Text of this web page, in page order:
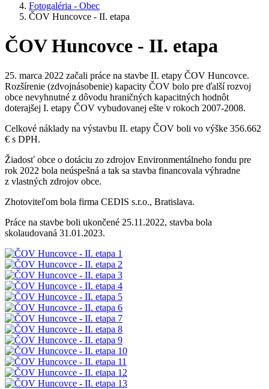
Fotogaléria - Obec
ČOV Huncovce - II. etapa
ČOV Huncovce - II. etapa
25. marca 2022 začali práce na stavbe II. etapy ČOV Huncovce.
Rozšírenie (zdvojnásobenie) kapacity ČOV bolo pre ďalší rozvoj
obce nevyhnutné z dôvodu hraničných kapacitných hodnôt
doterajšej I. etapy ČOV vybudovanej ešte v rokoch 2007-2008.
Celkové náklady na výstavbu II. etapy ČOV boli vo výške 356.662
€ s DPH.
Žiadosť obce o dotáciu zo zdrojov Environmentálneho fondu pre
rok 2022 bola neúspešná a tak sa stavba financovala výhradne
z vlastných zdrojov obce.
Zhotoviteľom bola firma CEDIS s.r.o., Bratislava.
Práce na stavbe boli ukončené 25.11.2022, stavba bola
skolaudovaná 31.01.2023.